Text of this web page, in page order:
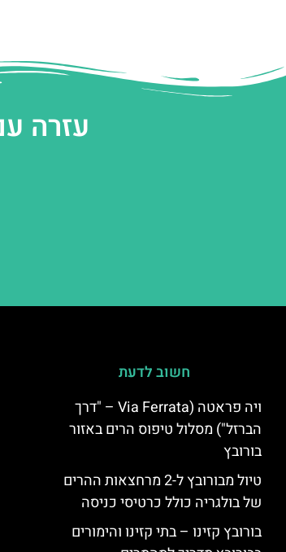
עזרה
חשוב לדעת
ויה פראטה (Via Ferrata – "דרך
הברזל") מסלול טיפוס הרים באזור
בורובץ
טיול מבורובץ ל-2 מרחצאות ההרים
של בולגריה כולל כרטיסי כניסה
בורובץ קזינו – בתי קזינו והימורים